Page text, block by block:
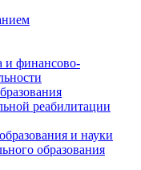
и финансово-
реабилитации
и науки
образования